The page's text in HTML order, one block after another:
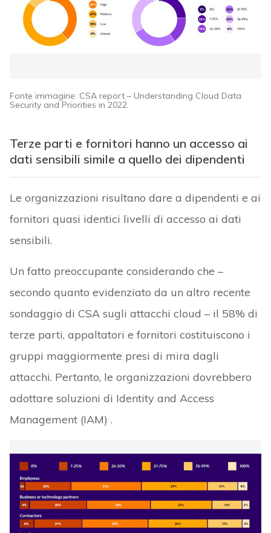
Fonte immagine: CSA report – Understanding Cloud Data
Security and Priorities in 2022.
Terze parti e fornitori hanno un accesso ai
dati sensibili simile a quello dei dipendenti
Le organizzazioni risultano dare a dipendenti e ai
fornitori quasi identici livelli di accesso ai dati
sensibili.
Un fatto preoccupante considerando che –
secondo quanto evidenziato da un altro recente
sondaggio di CSA sugli attacchi cloud – il 58% di
terze parti, appaltatori e fornitori costituiscono i
gruppi maggiormente presi di mira dagli
attacchi. Pertanto, le organizzazioni dovrebbero
adottare soluzioni di Identity and Access
Management (IAM) .